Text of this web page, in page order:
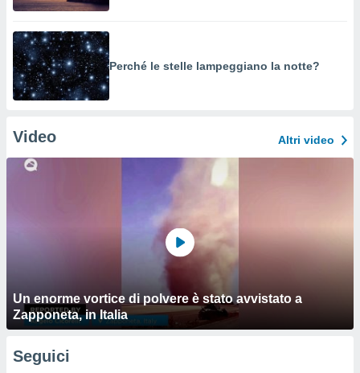
Perché le stelle lampeggiano la notte?
Video Altri video
Un enorme vortice di polvere è stato avvistato a
Zapponeta, in Italia
Seguici